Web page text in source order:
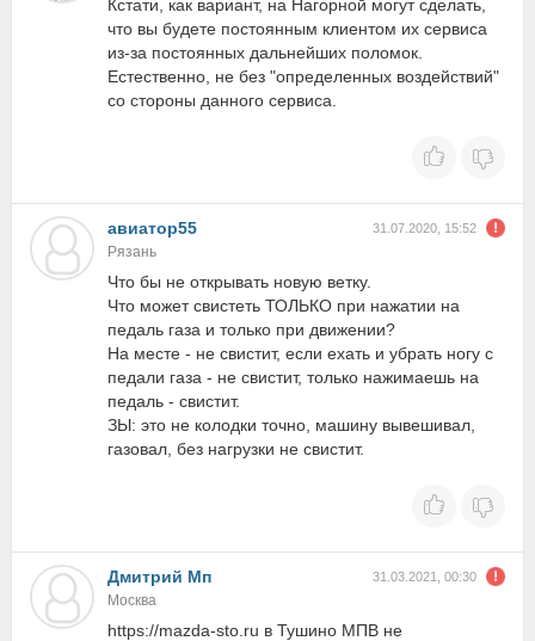
Кстати, как вариант, на Нагорной могут сделать,
что вы будете постоянным клиентом их сервиса
из-за постоянных дальнейших поломок.
Естественно, не без "определенных воздействий"
со стороны данного сервиса.
авиатор55 31.07.2020, 15:52
Рязань
Что бы не открывать новую ветку.
Что может свистеть ТОЛЬКО при нажатии на
педаль газа и только при движении?
На месте - не свистит, если ехать и убрать ногу с
педали газа - не свистит, только нажимаешь на
педаль - свистит.
ЗЫ: это не колодки точно, машину вывешивал,
газовал, без нагрузки не свистит.
Дмитрий Мп 31.03.2021, 00:30
Москва
https://mazda-sto.ru в Тушино МПВ не